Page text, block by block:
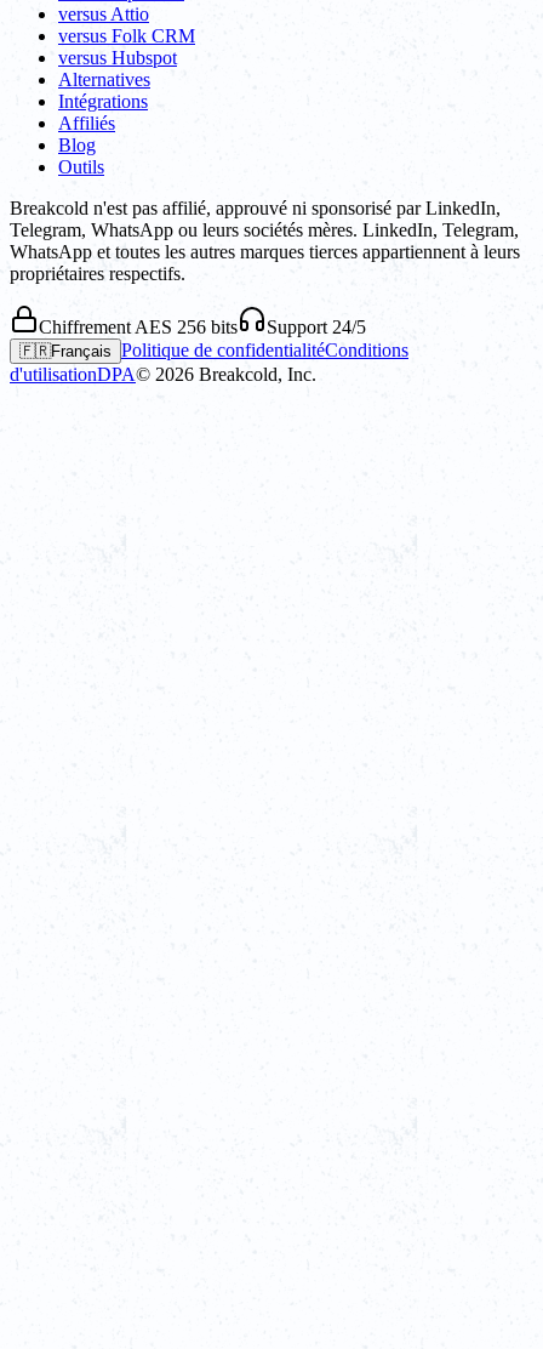
versus Attio
versus Folk CRM
versus Hubspot
Alternatives
Intégrations
Affiliés
Blog
Outils
Breakcold n'est pas affilié, approuvé ni sponsorisé par LinkedIn,
Telegram, WhatsApp ou leurs sociétés mères. LinkedIn, Telegram,
WhatsApp et toutes les autres marques tierces appartiennent à leurs
propriétaires respectifs.
Chiffrement AES 256 bits Support 24/5
🇫🇷Français Politique de confidentialitéConditions
d'utilisationDPA© 2026 Breakcold, Inc.